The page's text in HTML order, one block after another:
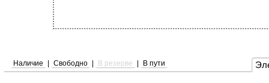
Наличие Свободно В резерве В пути